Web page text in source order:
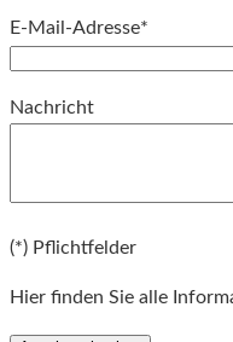
E-Mail-Adresse*
Nachricht
(*) Pflichtfelder
Hier finden Sie alle